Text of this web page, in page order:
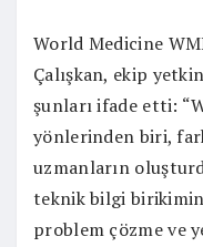
World Medicine
Çalışkan, ekip
şunları ifade etti:
yönlerinden biri,
uzmanların
teknik bilgi
problem çözme ve